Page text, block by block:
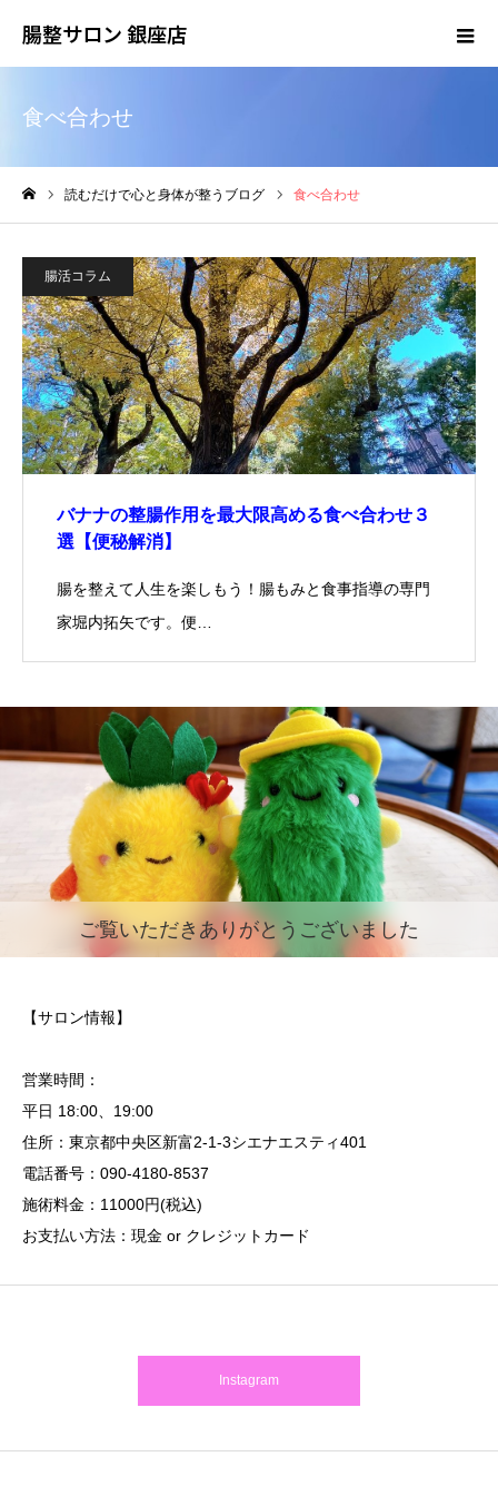
腸整サロン 銀座店
食べ合わせ
読むだけで心と身体が整うブログ 食べ合わせ
腸活コラム
バナナの整腸作用を最大限高める食べ合わせ３
選【便秘解消】
腸を整えて人生を楽しもう！腸もみと食事指導の専門
家堀内拓矢です。便…
ご覧いただきありがとうございました
【サロン情報】
営業時間：
平日 18:00、19:00
住所：東京都中央区新富2-1-3シエナエスティ401
電話番号：090-4180-8537
施術料金：11000円(税込)
お支払い方法：現金 or クレジットカード
Instagram